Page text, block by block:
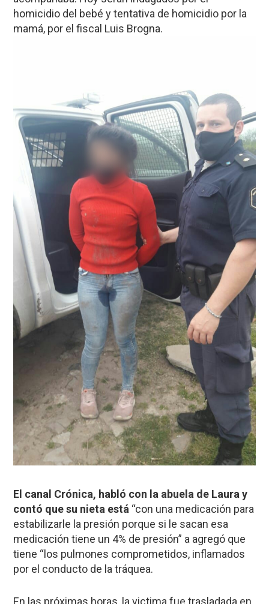
homicidio del bebé y tentativa de homicidio por la
mamá, por el fiscal Luis Brogna.
El canal Crónica, habló con la abuela de Laura y
contó que su nieta está “con una medicación para
estabilizarle la presión porque si le sacan esa
medicación tiene un 4% de presión” a agregó que
tiene “los pulmones comprometidos, inflamados
por el conducto de la tráquea.
En las próximas horas, la victima fue trasladada en